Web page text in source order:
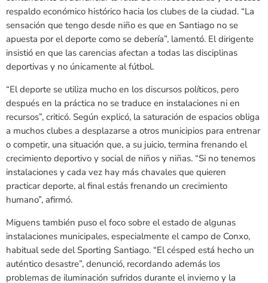
respaldo económico histórico hacia los clubes de la ciudad. “La
sensación que tengo desde niño es que en Santiago no se
apuesta por el deporte como se debería”, lamentó. El dirigente
insistió en que las carencias afectan a todas las disciplinas
deportivas y no únicamente al fútbol.
“El deporte se utiliza mucho en los discursos políticos, pero
después en la práctica no se traduce en instalaciones ni en
recursos”, criticó. Según explicó, la saturación de espacios obliga
a muchos clubes a desplazarse a otros municipios para entrenar
o competir, una situación que, a su juicio, termina frenando el
crecimiento deportivo y social de niños y niñas. “Si no tenemos
instalaciones y cada vez hay más chavales que quieren
practicar deporte, al final estás frenando un crecimiento
humano”, afirmó.
Miguens también puso el foco sobre el estado de algunas
instalaciones municipales, especialmente el campo de Conxo,
habitual sede del Sporting Santiago. “El césped está hecho un
auténtico desastre”, denunció, recordando además los
problemas de iluminación sufridos durante el invierno y la